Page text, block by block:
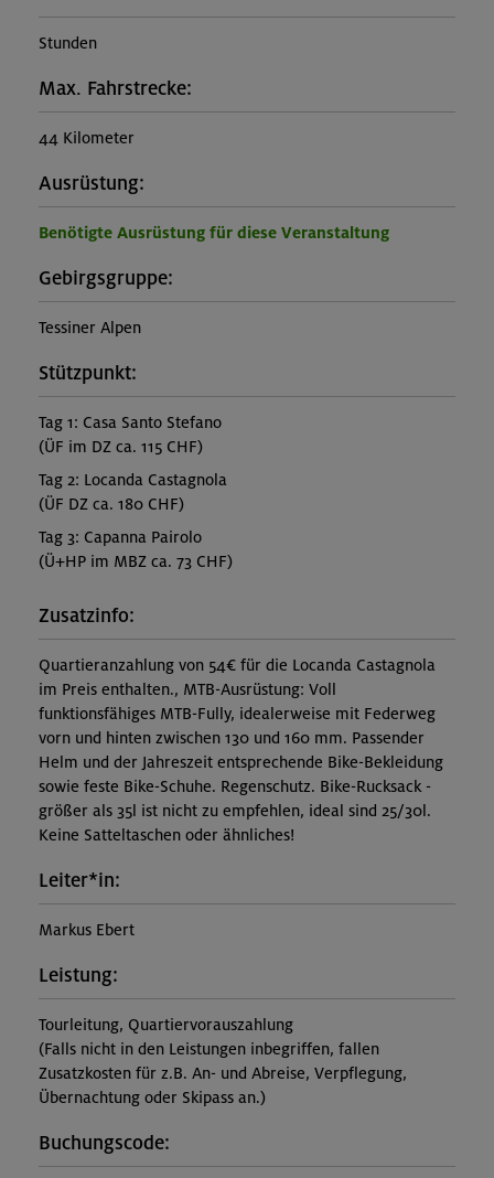
Stunden
Max. Fahrstrecke:
44 Kilometer
Ausrüstung:
Benötigte Ausrüstung für diese Veranstaltung
Gebirgsgruppe:
Tessiner Alpen
Stützpunkt:
Tag 1: Casa Santo Stefano
(ÜF im DZ ca. 115 CHF)
Tag 2: Locanda Castagnola
(ÜF DZ ca. 180 CHF)
Tag 3: Capanna Pairolo
(Ü+HP im MBZ ca. 73 CHF)
Zusatzinfo:
Quartieranzahlung von 54€ für die Locanda Castagnola
im Preis enthalten., MTB-Ausrüstung: Voll
funktionsfähiges MTB-Fully, idealerweise mit Federweg
vorn und hinten zwischen 130 und 160 mm. Passender
Helm und der Jahreszeit entsprechende Bike-Bekleidung
sowie feste Bike-Schuhe. Regenschutz. Bike-Rucksack -
größer als 35l ist nicht zu empfehlen, ideal sind 25/30l.
Keine Satteltaschen oder ähnliches!
Leiter*in:
Markus Ebert
Leistung:
Tourleitung, Quartiervorauszahlung
(Falls nicht in den Leistungen inbegriffen, fallen
Zusatzkosten für z.B. An- und Abreise, Verpflegung,
Übernachtung oder Skipass an.)
Buchungscode: